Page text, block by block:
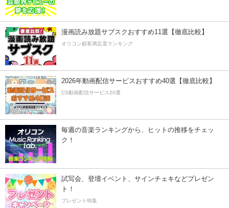
漫画読み放題サブスクおすすめ11選【徹底比較】
オリコン顧客満足度ランキング
2026年動画配信サービスおすすめ40選【徹底比較】
CS動画配信サービス20選
毎週の音楽ランキングから、ヒットの推移をチェッ
ク！
試写会、登壇イベント、サインチェキなどプレゼン
ト！
プレゼント特集